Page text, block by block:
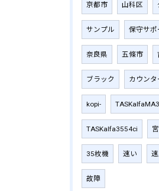
京都市 山科区
サンプル 保守サポ
奈良県 五條市
ブラック カウンタ
kopi-
TASKalfa3554ci
35枚機 速い
故障